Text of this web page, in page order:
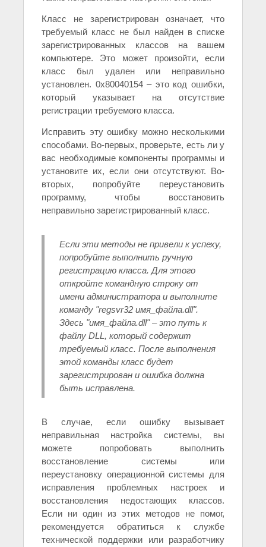
Класс не зарегистрирован означает, что
требуемый класс не был найден в списке
зарегистрированных классов на вашем
компьютере. Это может произойти, если
класс был удален или неправильно
установлен. 0x80040154 – это код ошибки,
который указывает на отсутствие
регистрации требуемого класса.
Исправить эту ошибку можно несколькими
способами. Во-первых, проверьте, есть ли у
вас необходимые компоненты программы и
установите их, если они отсутствуют. Во-
вторых, попробуйте переустановить
программу, чтобы восстановить
неправильно зарегистрированный класс.
Если эти методы не привели к успеху,
попробуйте выполнить ручную
регистрацию класса. Для этого
откройте командную строку от
имени администратора и выполните
команду "regsvr32 имя_файла.dll".
Здесь "имя_файла.dll" – это путь к
файлу DLL, который содержит
требуемый класс. После выполнения
этой команды класс будет
зарегистрирован и ошибка должна
быть исправлена.
В случае, если ошибку вызывает
неправильная настройка системы, вы
можете попробовать выполнить
восстановление системы или
переустановку операционной системы для
исправления проблемных настроек и
восстановления недостающих классов.
Если ни один из этих методов не помог,
рекомендуется обратиться к службе
технической поддержки или разработчику